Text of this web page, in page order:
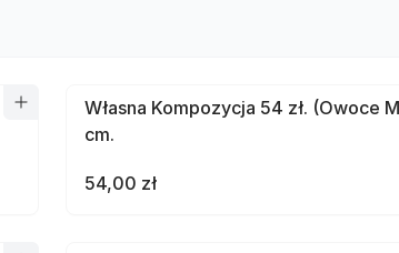
Własna Kompozycja 54 zł. (Owoce
cm.
54,00 zł